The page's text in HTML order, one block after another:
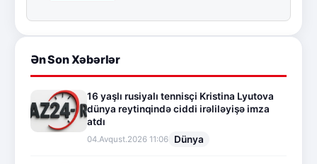
Ən Son Xəbərlər
16 yaşlı rusiyalı tennisçi Kristina Lyutova
dünya reytinqində ciddi irəliləyişə imza
atdı
04.Avqust.2026 11:06 Dünya